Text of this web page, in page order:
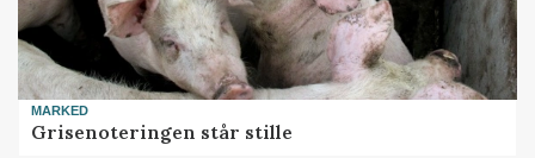
MARKED
Grisenoteringen står stille